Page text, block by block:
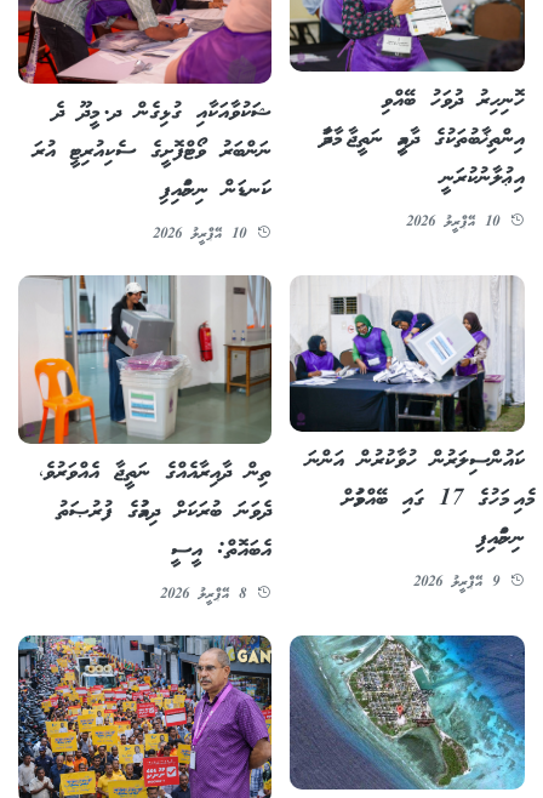
ހޮނިހިރު ދުވަހު ބޭއްވި
އިންތިޚާބުތަކުގެ ދާއިމީ ނަތީޖާ މާދަމާ
އިޢުލާނުކުރަނީ
10 އޭޕްރީލު 2026
ޝަކުވާއަކާއި ގުޅިގެން ދ. މީދޫ ދެ
ނަންބަރު ވޯޓްފޮށީގެ ސެކިއުރިޓީ އުރަ
ކަނޑަން ނިންމައިފި
10 އޭޕްރީލު 2026
ކައުންސިލަރުން ހުވާކުރުން އަންނަ
މެއި މަހުގެ 17 ގައި ބޭއްވުމަށް
ނިންމައިފި
9 އޭޕްރީލު 2026
ތިން ދާއިރާއެއްގެ ނަތީޖާ އެއްވަރުވެ،
ދެވަނަ ބުރަކަށް ދިއުމުގެ ފުރުޞަތު
އެބައޮތް: އީސީ
8 އޭޕްރީލު 2026